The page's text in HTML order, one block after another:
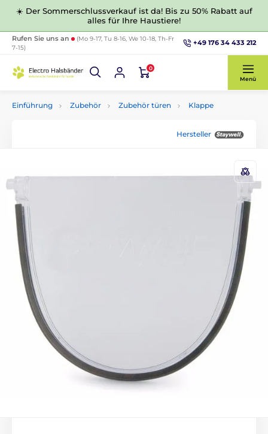
☀️ Der Sommerschlussverkauf ist da! Bis zu 50% Rabatt auf
alles für Ihre Haustiere!
Rufen Sie uns an
(Mo 9-17, Tu 8-16, We 10-18, Th-Fr
7-15)
+49 176 34 433 212
0
Menü
Einführung Zubehör Zubehör türen Klappe
Hersteller